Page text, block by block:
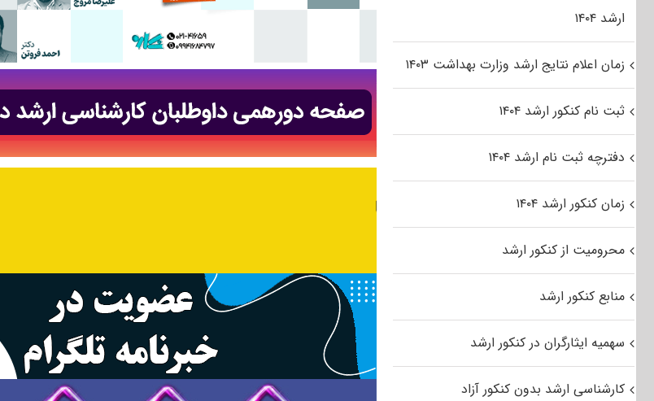
ارشد ۱۴۰۴
زمان اعلام نتایج ارشد وزارت بهداشت ۱۴۰۳
ثبت نام کنکور ارشد ۱۴۰۴
دفترچه ثبت نام ارشد ۱۴۰۴
زمان کنکور ارشد ۱۴۰۴
محرومیت از کنکور ارشد
منابع کنکور ارشد
سهمیه ایثارگران در کنکور ارشد
کارشناسی ارشد بدون کنکور آزاد